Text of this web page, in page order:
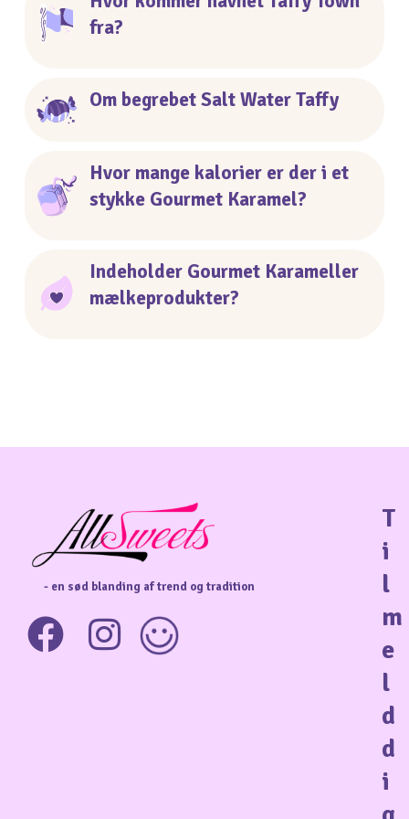
fra?
Om begrebet Salt Water Taffy
Hvor mange kalorier er der i et
stykke Gourmet Karamel?
Indeholder Gourmet Karameller
mælkeprodukter?
- en sød blanding af trend og tradition
T
i
l
m
e
l
d
d
i